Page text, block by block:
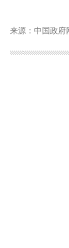
来源：中国政府